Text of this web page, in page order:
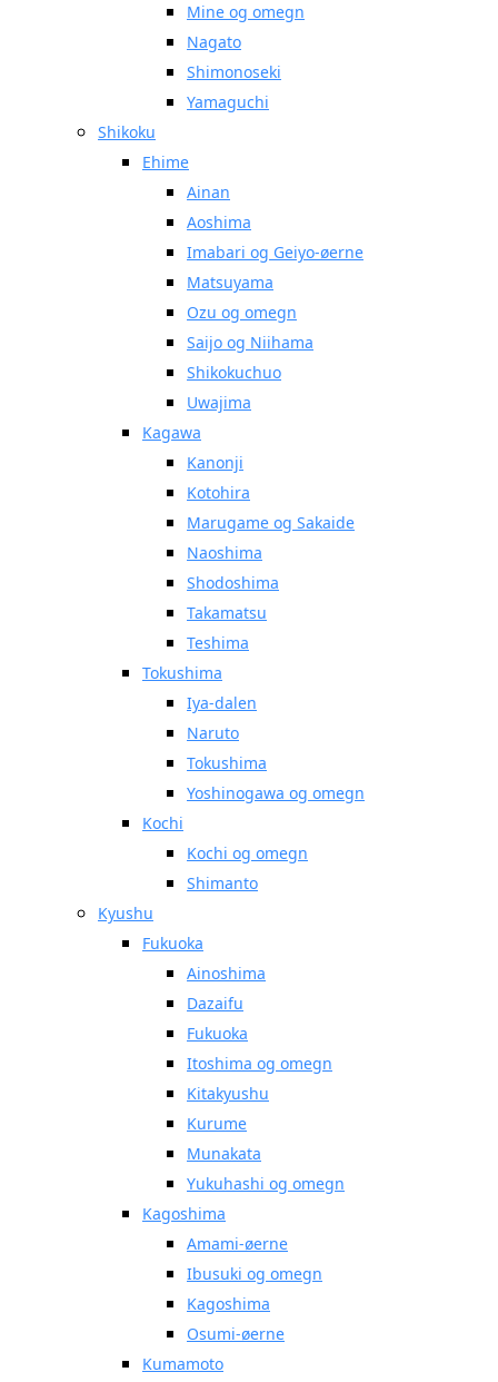
Mine og omegn
Nagato
Shimonoseki
Yamaguchi
Shikoku
Ehime
Ainan
Aoshima
Imabari og Geiyo-øerne
Matsuyama
Ozu og omegn
Saijo og Niihama
Shikokuchuo
Uwajima
Kagawa
Kanonji
Kotohira
Marugame og Sakaide
Naoshima
Shodoshima
Takamatsu
Teshima
Tokushima
Iya-dalen
Naruto
Tokushima
Yoshinogawa og omegn
Kochi
Kochi og omegn
Shimanto
Kyushu
Fukuoka
Ainoshima
Dazaifu
Fukuoka
Itoshima og omegn
Kitakyushu
Kurume
Munakata
Yukuhashi og omegn
Kagoshima
Amami-øerne
Ibusuki og omegn
Kagoshima
Osumi-øerne
Kumamoto